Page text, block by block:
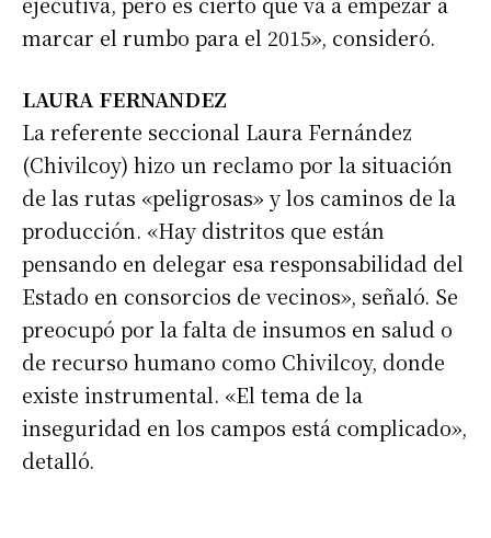
marcar el rumbo para el 2015», consideró.
LAURA FERNANDEZ
La referente seccional Laura Fernández
(Chivilcoy) hizo un reclamo por la situación
de las rutas «peligrosas» y los caminos de la
producción. «Hay distritos que están
pensando en delegar esa responsabilidad del
Estado en consorcios de vecinos», señaló. Se
preocupó por la falta de insumos en salud o
de recurso humano como Chivilcoy, donde
existe instrumental. «El tema de la
inseguridad en los campos está complicado»,
detalló.